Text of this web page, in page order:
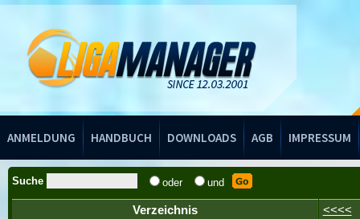
ANMELDUNG HANDBUCH DOWNLOADS AGB IMPRESSUM
Handbuch
Suche oder und
Verzeichnis <<<<